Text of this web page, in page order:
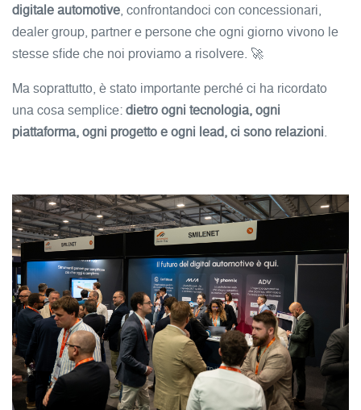
digitale automotive, confrontandoci con concessionari,
dealer group, partner e persone che ogni giorno vivono le
stesse sfide che noi proviamo a risolvere. 🚀
Ma soprattutto, è stato importante perché ci ha ricordato
una cosa semplice:dietro ogni tecnologia, ogni
piattaforma, ogni progetto e ogni lead, ci sono relazioni.